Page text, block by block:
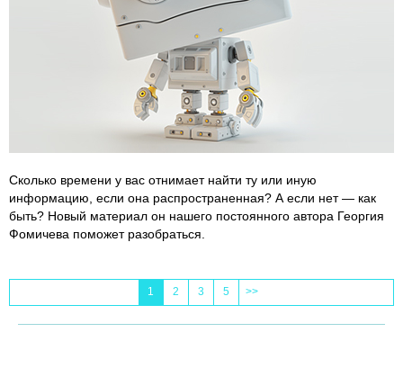
Сколько времени у вас отнимает найти ту или иную
информацию, если она распространенная? А если нет — как
быть? Новый материал он нашего постоянного автора Георгия
Фомичева поможет разобраться.
1 2 3 5 >>